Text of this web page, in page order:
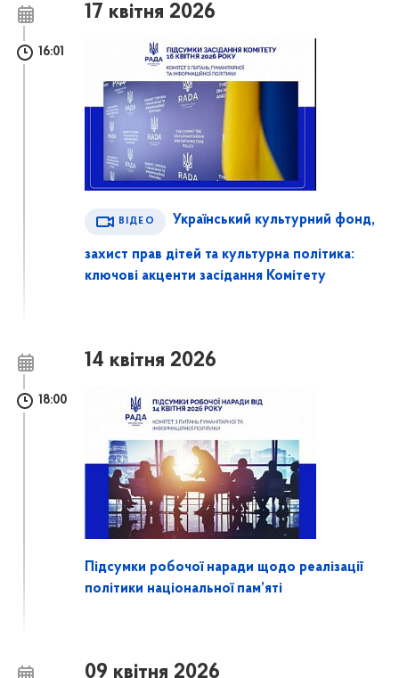
17 квітня 2026
16:01
ВІДЕО Український культурний фонд,
захист прав дітей та культурна політика:
ключові акценти засідання Комітету
14 квітня 2026
18:00
Підсумки робочої наради щодо реалізації
політики національної пам’яті
09 квітня 2026